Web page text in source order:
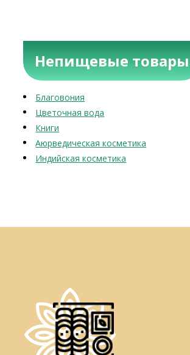
Непищевые товары
Благовония
Цветочная вода
Книги
Аюрведическая косметика
Индийская косметика